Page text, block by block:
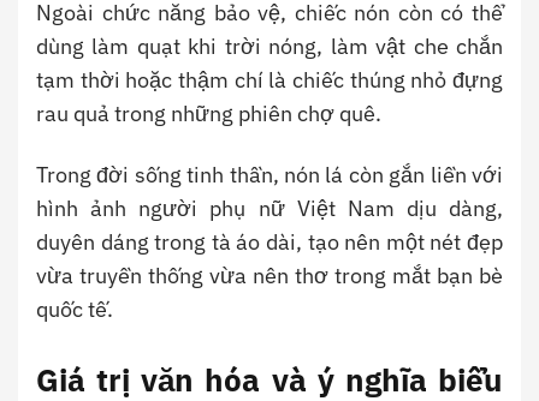
Ngoài chức năng bảo vệ, chiếc nón còn có thể
dùng làm quạt khi trời nóng, làm vật che chắn
tạm thời hoặc thậm chí là chiếc thúng nhỏ đựng
rau quả trong những phiên chợ quê.
Trong đời sống tinh thần, nón lá còn gắn liền với
hình ảnh người phụ nữ Việt Nam dịu dàng,
duyên dáng trong tà áo dài, tạo nên một nét đẹp
vừa truyền thống vừa nên thơ trong mắt bạn bè
quốc tế.
Giá trị văn hóa và ý nghĩa biểu